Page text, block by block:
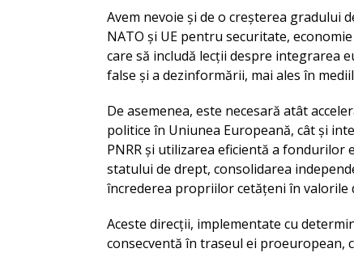
Avem nevoie și de o creșterea gradului
NATO și UE pentru securitate,
care să includă lecții despre integrarea
false și a dezinformării, mai ales în
De asemenea, este necesară atât
politice în Uniunea Europeană, cât și
PNRR și utilizarea eficientă a
statului de drept, consolidarea
încrederea propriilor cetățeni în valorile
Aceste direcții, implementate cu
consecventă în traseul ei proeuropean,